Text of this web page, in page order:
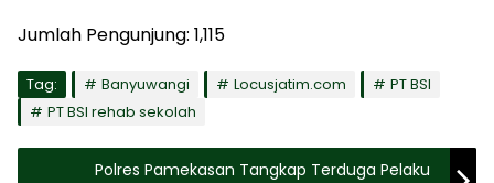
Jumlah Pengunjung: 1,115
Tag: Banyuwangi Locusjatim.com
PT BSI
PT BSI rehab sekolah
Polres Pamekasan Tangkap Terduga Pelaku